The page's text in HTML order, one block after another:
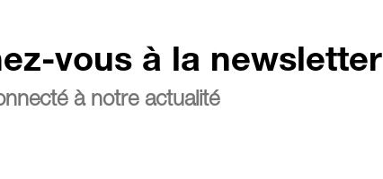
vous à la newsletter
à notre actualité